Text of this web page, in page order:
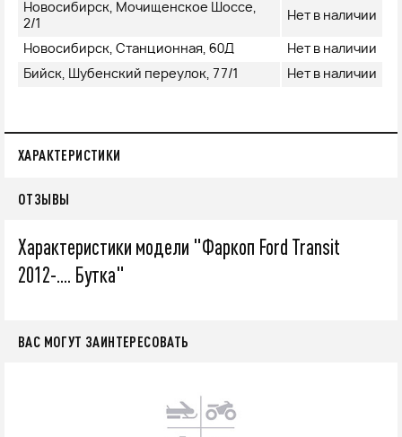
Новосибирск, Мочищенское Шоссе,
2/1
Нет в наличии
Новосибирск, Станционная, 60Д
Нет в наличии
Бийск, Шубенский переулок, 77/1
Нет в наличии
ХАРАКТЕРИСТИКИ
ОТЗЫВЫ
Характеристики модели "Фаркоп Ford Transit
2012-.... Бутка"
ВАС МОГУТ ЗАИНТЕРЕСОВАТЬ